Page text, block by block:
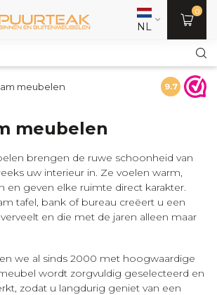
NL
0
meubelen 9.7
meubelen
brengen de ruwe schoonheid van
uw interieur in. Ze voelen warm,
en geven elke ruimte direct karakter.
tafel, bank of bureau creëert u een
en die met de jaren alleen maar
we al sinds 2000 met hoogwaardige
wordt zorgvuldig geselecteerd en
zodat u langdurig geniet van een